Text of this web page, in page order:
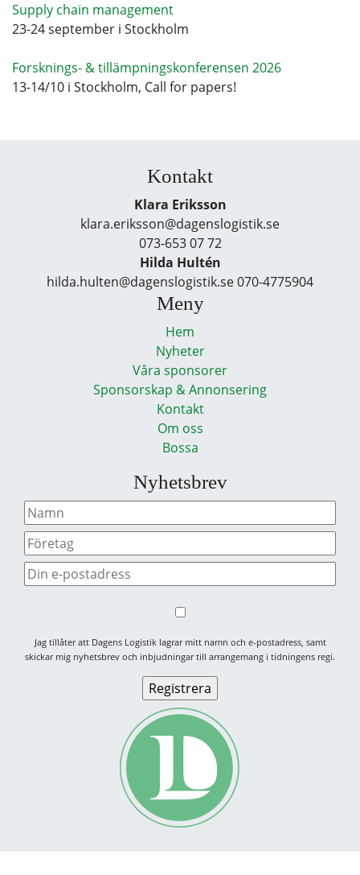
Supply chain management
23-24 september i Stockholm
Forsknings- & tillämpningskonferensen 2026
13-14/10 i Stockholm, Call for papers!
Kontakt
Klara Eriksson
klara.eriksson@dagenslogistik.se
073-653 07 72
Hilda Hultén
hilda.hulten@dagenslogistik.se 070-4775904
Meny
Hem
Nyheter
Våra sponsorer
Sponsorskap & Annonsering
Kontakt
Om oss
Bossa
Nyhetsbrev
Jag tillåter att Dagens Logistik lagrar mitt namn och e-postadress, samt
skickar mig nyhetsbrev och inbjudningar till arrangemang i tidningens regi.